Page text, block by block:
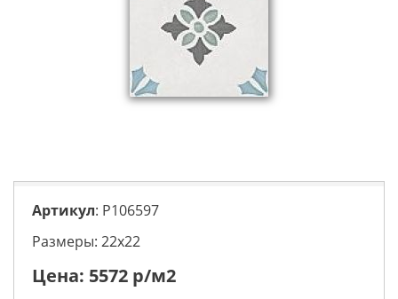
Артикул: P106597
Размеры: 22х22
Цена: 5572 р/м2